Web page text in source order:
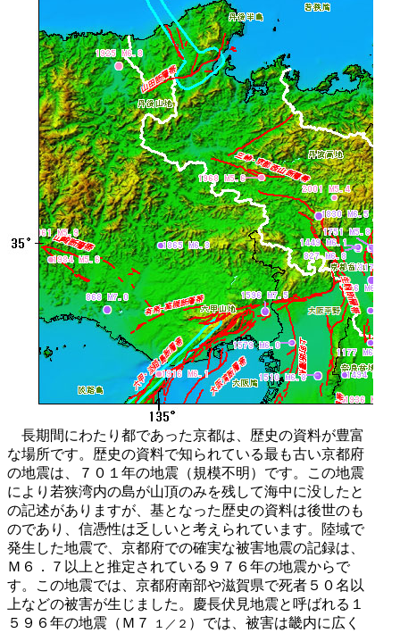
長期間にわたり都であった京都は、歴史の資料が豊富
な場所です。歴史の資料で知られている最も古い京都府
の地震は、７０１年の地震（規模不明）です。この地震
により若狭湾内の島が山頂のみを残して海中に没したと
の記述がありますが、基となった歴史の資料は後世のも
のであり、信憑性は乏しいと考えられています。陸域で
発生した地震で、京都府での確実な被害地震の記録は、
Ｍ６．７以上と推定されている９７６年の地震からで
す。この地震では、京都府南部や滋賀県で死者５０名以
上などの被害が生じました。慶長伏見地震と呼ばれる１
５９６年の地震（Ｍ７
１／２ ）では、被害は畿内に広く